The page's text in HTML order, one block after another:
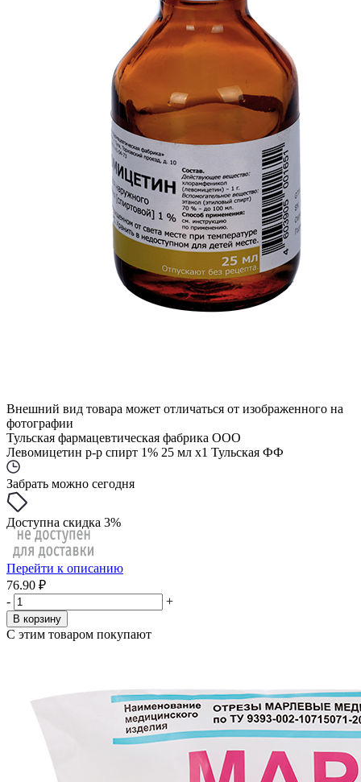
Внешний вид товара может отличаться от изображенного на
фотографии
Тульская фармацевтическая фабрика ООО
Левомицетин р-р спирт 1% 25 мл x1 Тульская ФФ
Забрать можно сегодня
Доступна скидка 3%
Перейти к описанию
76.90 ₽
-
+
В корзину
С этим товаром покупают